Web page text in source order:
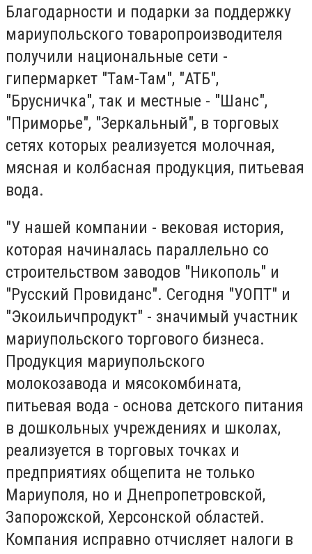
Благодарности и подарки за поддержку
мариупольского товаропроизводителя
получили национальные сети -
гипермаркет "Там-Там", "АТБ",
"Брусничка", так и местные - "Шанс",
"Приморье", "Зеркальный", в торговых
сетях которых реализуется молочная,
мясная и колбасная продукция, питьевая
вода.
"У нашей компании - вековая история,
которая начиналась параллельно со
строительством заводов "Никополь" и
"Русский Провиданс". Сегодня "УОПТ" и
"Экоильичпродукт" - значимый участник
мариупольского торгового бизнеса.
Продукция мариупольского
молокозавода и мясокомбината,
питьевая вода - основа детского питания
в дошкольных учреждениях и школах,
реализуется в торговых точках и
предприятиях общепита не только
Мариуполя, но и Днепропетровской,
Запорожской, Херсонской областей.
Компания исправно отчисляет налоги в